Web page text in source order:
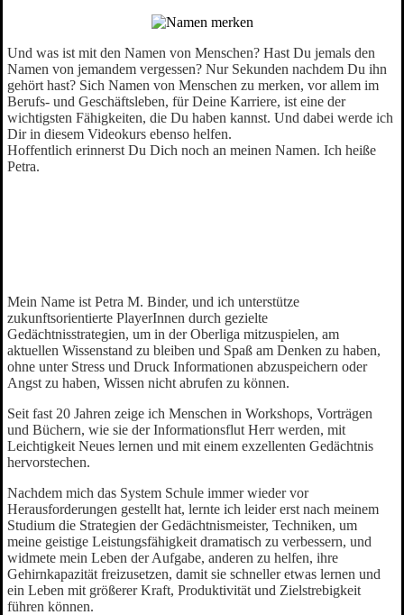
Und was ist mit den Namen von Menschen? Hast Du jemals den
Namen von jemandem vergessen? Nur Sekunden nachdem Du ihn
gehört hast? Sich Namen von Menschen zu merken, vor allem im
Berufs- und Geschäftsleben, für Deine Karriere, ist eine der
wichtigsten Fähigkeiten, die Du haben kannst. Und dabei werde ich
Dir in diesem Videokurs ebenso helfen.
Hoffentlich erinnerst Du Dich noch an meinen Namen. Ich heiße
Petra.
Mein Name ist Petra M. Binder, und ich unterstütze
zukunftsorientierte PlayerInnen durch gezielte
Gedächtnisstrategien, um in der Oberliga mitzuspielen, am
aktuellen Wissenstand zu bleiben und Spaß am Denken zu haben,
ohne unter Stress und Druck Informationen abzuspeichern oder
Angst zu haben, Wissen nicht abrufen zu können.
Seit fast 20 Jahren zeige ich Menschen in Workshops, Vorträgen
und Büchern, wie sie der Informationsflut Herr werden, mit
Leichtigkeit Neues lernen und mit einem exzellenten Gedächtnis
hervorstechen.
Nachdem mich das System Schule immer wieder vor
Herausforderungen gestellt hat, lernte ich leider erst nach meinem
Studium die Strategien der Gedächtnismeister, Techniken, um
meine geistige Leistungsfähigkeit dramatisch zu verbessern, und
widmete mein Leben der Aufgabe, anderen zu helfen, ihre
Gehirnkapazität freizusetzen, damit sie schneller etwas lernen und
ein Leben mit größerer Kraft, Produktivität und Zielstrebigkeit
führen können.